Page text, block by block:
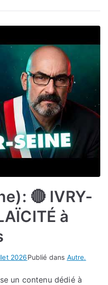
🔴 IVRY-
à
2026Publié dans Autre.
un contenu dédié à